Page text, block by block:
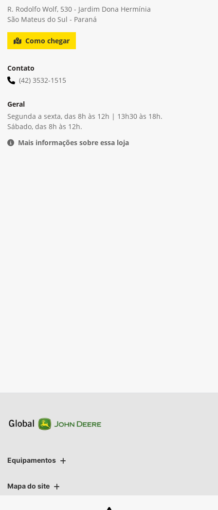
Como chegar
Contato
Geral
Sábado, das 8h às 12h.
Mais informações sobre essa loja
Mapa do site
Política de privacidade